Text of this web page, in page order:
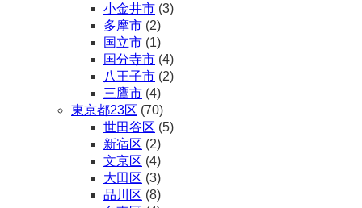
小金井市 (3)
多摩市 (2)
国立市 (1)
国分寺市 (4)
八王子市 (2)
三鷹市 (4)
東京都23区 (70)
世田谷区 (5)
新宿区 (2)
文京区 (4)
大田区 (3)
品川区 (8)